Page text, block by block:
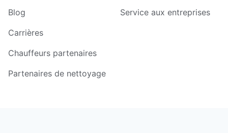
Blog
Carrières
Chauffeurs partenaires
Partenaires de nettoyage
Service aux entreprises